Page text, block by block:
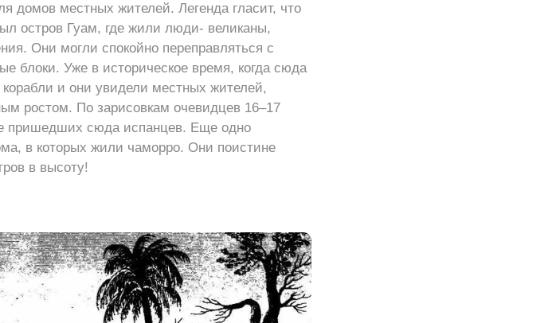
домов местных жителей. Легенда гласит, что
остров Гуам, где жили люди- великаны,
Они могли спокойно переправляться с
блоки. Уже в историческое время, когда сюда
и они увидели местных жителей,
ростом. По зарисовкам очевидцев 16–17
пришедших сюда испанцев. Еще одно
в которых жили чаморро. Они поистине
в высоту!